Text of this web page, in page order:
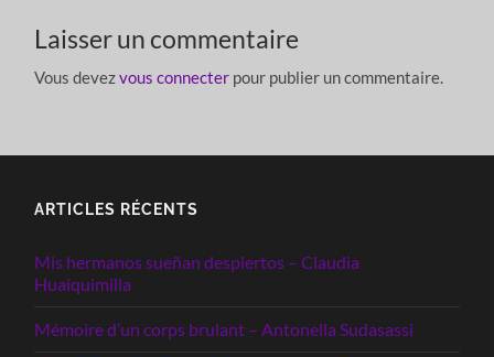
Laisser un commentaire
Vous devezvous connecter pour publier un commentaire.
ARTICLES RÉCENTS
Mis hermanos sueñan despiertos – Claudia
Huaiquimilla
Mémoire d’un corps brulant – Antonella Sudasassi